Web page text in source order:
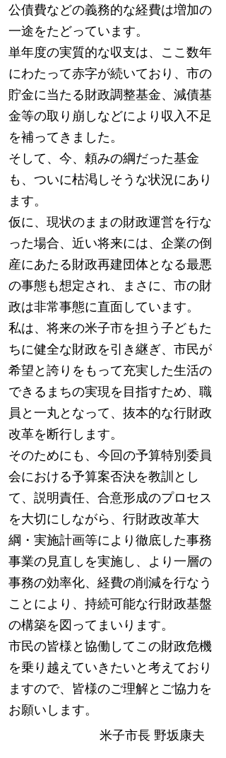
公債費などの義務的な経費は増加の
一途をたどっています。
単年度の実質的な収支は、ここ数年
にわたって赤字が続いており、市の
貯金に当たる財政調整基金、減債基
金等の取り崩しなどにより収入不足
を補ってきました。
そして、今、頼みの綱だった基金
も、ついに枯渇しそうな状況にあり
ます。
仮に、現状のままの財政運営を行な
った場合、近い将来には、企業の倒
産にあたる財政再建団体となる最悪
の事態も想定され、まさに、市の財
政は非常事態に直面しています。
私は、将来の米子市を担う子どもた
ちに健全な財政を引き継ぎ、市民が
希望と誇りをもって充実した生活の
できるまちの実現を目指すため、職
員と一丸となって、抜本的な行財政
改革を断行します。
そのためにも、今回の予算特別委員
会における予算案否決を教訓とし
て、説明責任、合意形成のプロセス
を大切にしながら、行財政改革大
綱・実施計画等により徹底した事務
事業の見直しを実施し、より一層の
事務の効率化、経費の削減を行なう
ことにより、持続可能な行財政基盤
の構築を図ってまいります。
市民の皆様と協働してこの財政危機
を乗り越えていきたいと考えており
ますので、皆様のご理解とご協力を
お願いします。
米子市長 野坂康夫